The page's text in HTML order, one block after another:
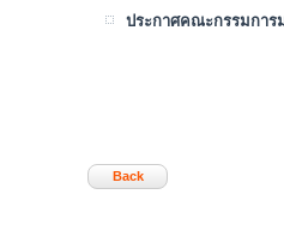
ประกาศคณะกรรมกา
Back